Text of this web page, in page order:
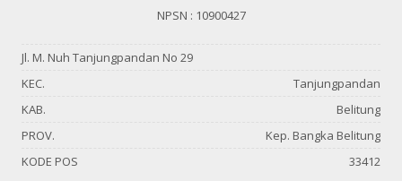
NPSN : 10900427
Jl. M. Nuh Tanjungpandan No 29
KEC.
Tanjungpandan
KAB.
Belitung
PROV.
Kep. Bangka Belitung
KODE POS
33412